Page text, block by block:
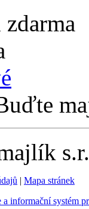
| Mapa stránek
a informační systém